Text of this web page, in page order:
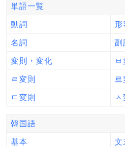
単語一覧
動詞 形
名詞 副
変則・変化
ㄹ変則
ㄷ変則 ㅅ
韓国語
基本 文